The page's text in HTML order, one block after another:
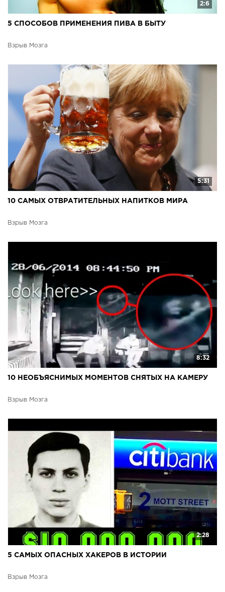
2:6
5 СПОСОБОВ ПРИМЕНЕНИЯ ПИВА В БЫТУ
Взрыв Мозга
5:31
10 САМЫХ ОТВРАТИТЕЛЬНЫХ НАПИТКОВ МИРА
Взрыв Мозга
8:32
10 НЕОБЪЯСНИМЫХ МОМЕНТОВ СНЯТЫХ НА КАМЕРУ
Взрыв Мозга
2:28
5 САМЫХ ОПАСНЫХ ХАКЕРОВ В ИСТОРИИ
Взрыв Мозга